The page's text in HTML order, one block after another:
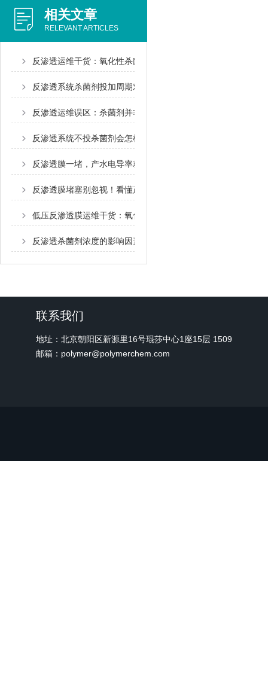
相关文章
RELEVANT ARTICLES
反渗透运维干货：氧化性杀菌剂与阻垢剂能不能混用？正确投
反渗透系统杀菌剂投加周期对照表！按需调整不费药
反渗透运维误区：杀菌剂并非多加无害，过量会损伤RO膜
反渗透系统不投杀菌剂会怎样？很多工厂都踩了这个坑
反渗透膜一堵，产水电导率就飙升？水务运维老师傅讲清真实
反渗透膜堵塞别忽视！看懂产水量变化，轻松排查净水设备故障
低压反渗透膜运维干货：氧化性杀菌剂，到底会不会伤膜？
反渗透杀菌剂浓度的影响因素考察与应用
联系我们
地址：北京朝阳区新源里16号琨莎中心1座15层 1509
邮箱：polymer@polymerchem.com